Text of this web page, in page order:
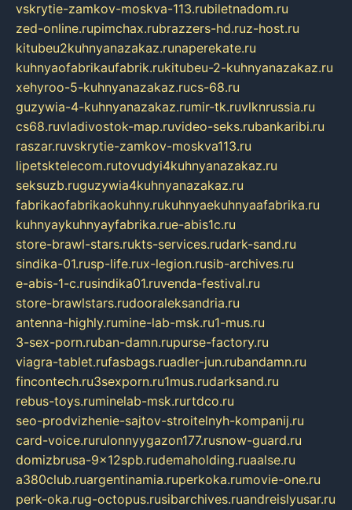
vskrytie-zamkov-moskva-113.rubiletnadom.ru
zed-online.rupimchax.rubrazzers-hd.ruz-host.ru
kitubeu2kuhnyanazakaz.runaperekate.ru
kuhnyaofabrikaufabrik.rukitubeu-2-kuhnyanazakaz.ru
xehyroo-5-kuhnyanazakaz.rucs-68.ru
guzywia-4-kuhnyanazakaz.rumir-tk.ruvlknrussia.ru
cs68.ruvladivostok-map.ruvideo-seks.rubankaribi.ru
raszar.ruvskrytie-zamkov-moskva113.ru
lipetsktelecom.rutovudyi4kuhnyanazakaz.ru
seksuzb.ruguzywia4kuhnyanazakaz.ru
fabrikaofabrikaokuhny.rukuhnyaekuhnyaafabrika.ru
kuhnyaykuhnyayfabrika.rue-abis1c.ru
store-brawl-stars.rukts-services.rudark-sand.ru
sindika-01.rusp-life.rux-legion.rusib-archives.ru
e-abis-1-c.rusindika01.ruvenda-festival.ru
store-brawlstars.rudooraleksandria.ru
antenna-highly.rumine-lab-msk.ru1-mus.ru
3-sex-porn.ruban-damn.rupurse-factory.ru
viagra-tablet.rufasbags.ruadler-jun.rubandamn.ru
fincontech.ru3sexporn.ru1mus.rudarksand.ru
rebus-toys.ruminelab-msk.rurtdco.ru
seo-prodvizhenie-sajtov-stroitelnyh-kompanij.ru
card-voice.rurulonnyygazon177.rusnow-guard.ru
domizbrusa-9x12spb.rudemaholding.ruaalse.ru
a380club.ruargentinamia.ruperkoka.rumovie-one.ru
perk-oka.rug-octopus.rusibarchives.ruandreislyusar.ru